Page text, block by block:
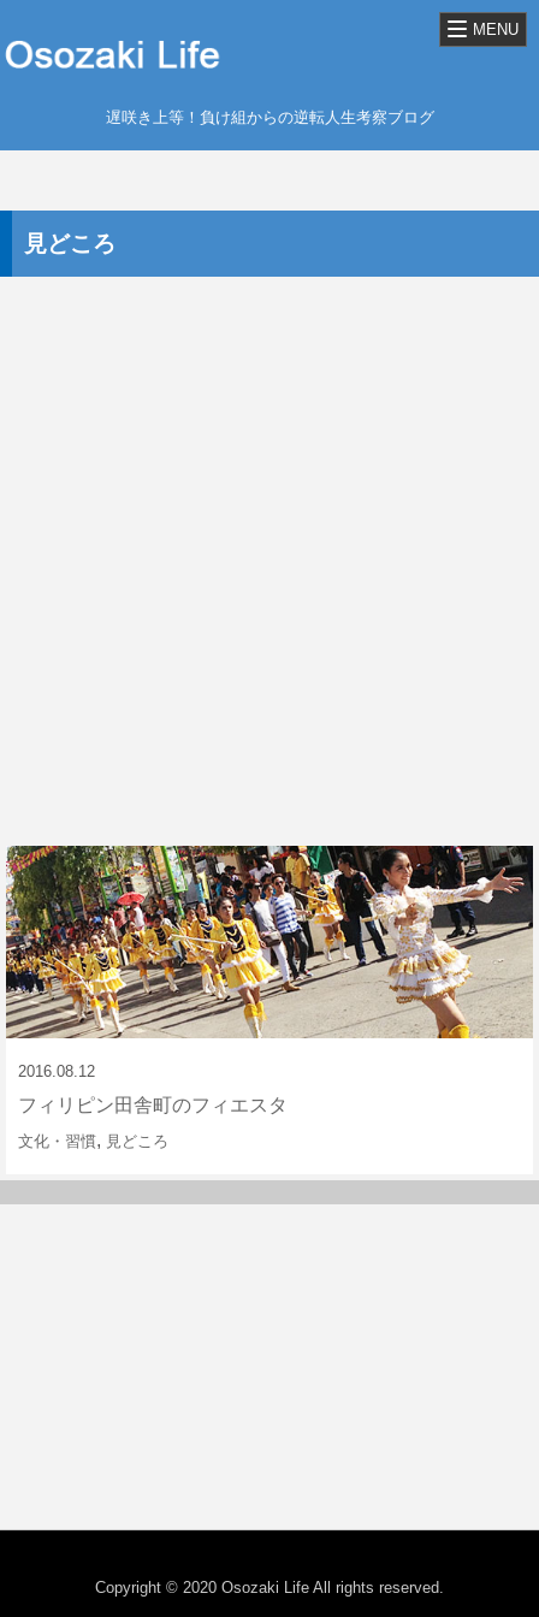
MENU
遅咲き上等！負け組からの逆転人生考察ブログ
見どころ
2016.08.12
フィリピン田舎町のフィエスタ
文化・習慣, 見どころ
Copyright © 2020 Osozaki Life All rights reserved.